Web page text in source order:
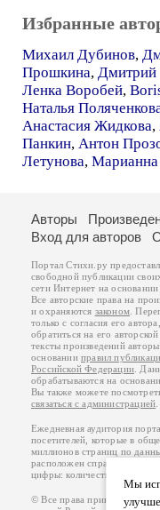
Избранные
Михаил Дубинов,
Прошкина, Дмитрий
Ленка Воробей,
Наталья
Анастасия Жидкова,
Панкин, Антон
Летунова, Марианна
Мы
Авторы
Вход для авторов
Портал Стихи.ру
свободной публикации
сети Интернет на
Все авторские права на
и охраняются законом .
только с согласия его
обратиться на его
тексты произведений
основанииправил
Российской Федерации .
обрабатываются на
Вы также можете
связаться с администрацией
Ежедневная аудитория
посетителей, которые в
миллионов страниц по
расположен справа от
цифры: количество
© Все права принадлежат